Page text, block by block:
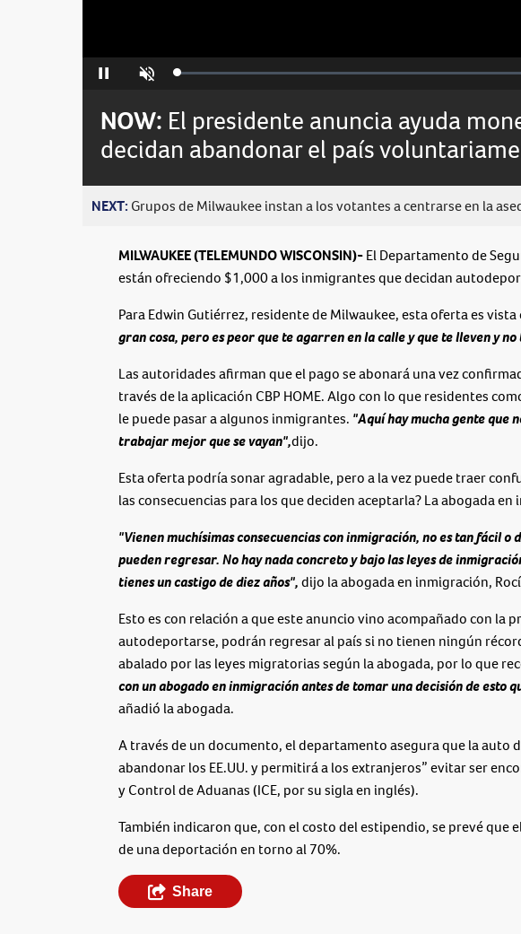
Pause Unmute Loaded:
NOW: El presidente anuncia ayuda
decidan abandonar el país
NEXT: Grupos de Milwaukee instan a los votantes a centrarse en la
MILWAUKEE (TELEMUNDO WISCONSIN)-El Departamento de
están ofreciendo $1,000 a los inmigrantes que decidan
Para Edwin Gutiérrez, residente de Milwaukee, esta oferta es
gran cosa, pero es peor que te agarren en la calle y que te lleven y no
Las autoridades afirman que el pago se abonará una vez
través de la aplicación CBP HOME. Algo con lo que residentes
le puede pasar a algunos inmigrantes. "Aquí hay mucha gente que
trabajar mejor que se vayan",dijo.
Esta oferta podría sonar agradable, pero a la vez puede traer
las consecuencias para los que deciden aceptarla? La abogada
"Vienen muchísimas consecuencias con inmigración, no es tan fácil o
pueden regresar. No hay nada concreto y bajo las leyes de
tienes un castigo de diez años",dijo la abogada en inmigración,
Esto es con relación a que este anuncio vino acompañado con la
autodeportarse, podrán regresar al país si no tienen ningún
abalado por las leyes migratorias según la abogada, por lo que
con un abogado en inmigración antes de tomar una decisión de esto
añadió la abogada.
A través de un documento, el departamento asegura que la auto
abandonar los EE.UU. y permitirá a los extranjeros” evitar ser
y Control de Aduanas (ICE, por su sigla en inglés).
También indicaron que, con el costo del estipendio, se prevé que
de una deportación en torno al 70%.
Share